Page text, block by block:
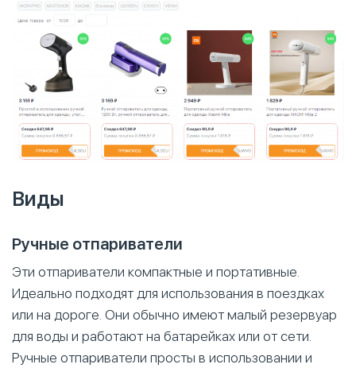
Виды
Ручные отпариватели
Эти отпариватели компактные и портативные.
Идеально подходят для использования в поездках
или на дороге. Они обычно имеют малый резервуар
для воды и работают на батарейках или от сети.
Ручные отпариватели просты в использовании и